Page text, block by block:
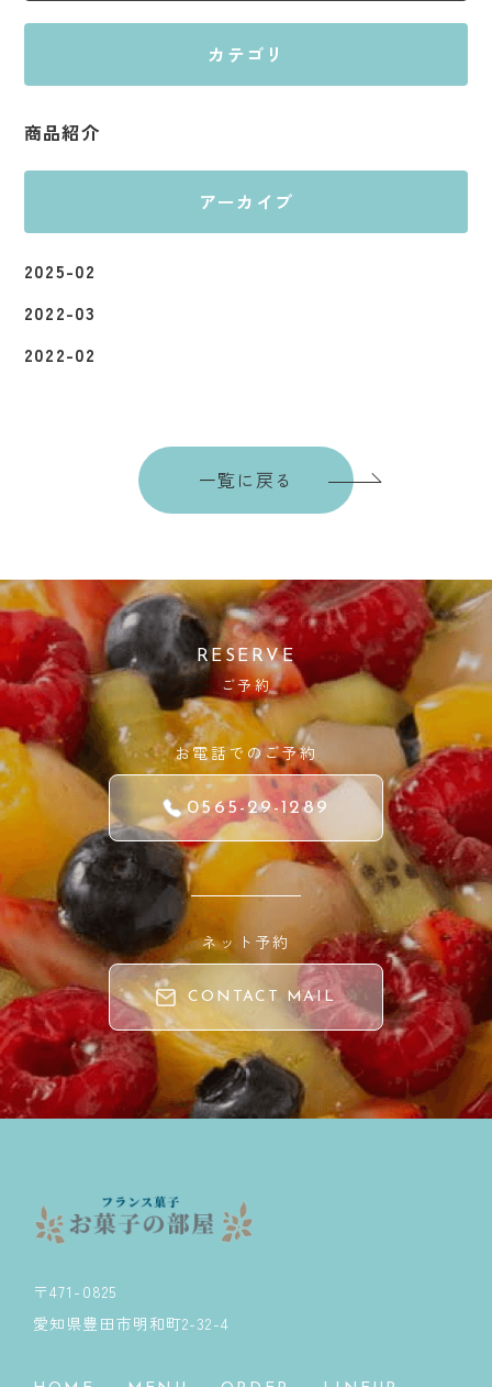
カテゴリ
商品紹介
アーカイブ
2025-02
2022-03
2022-02
一覧に戻る
RESERVE
ご予約
お電話でのご予約
0565-29-1289
ネット予約
CONTACT MAIL
〒471-0825
愛知県豊田市明和町2-32-4